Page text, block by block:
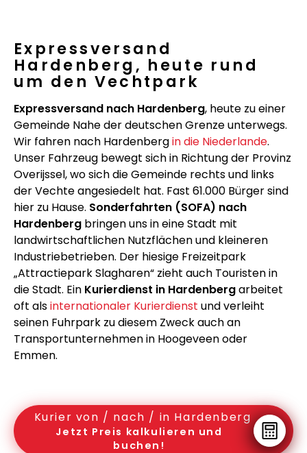
Expressversand
Hardenberg, heute rund
um den Vechtpark
Expressversand nach Hardenberg, heute zu einer
Gemeinde Nahe der deutschen Grenze unterwegs.
Wir fahren nach Hardenbergin die Niederlande.
Unser Fahrzeug bewegt sich in Richtung der Provinz
Overijssel, wo sich die Gemeinde rechts und links
der Vechte angesiedelt hat. Fast 61.000 Bürger sind
hier zu Hause. Sonderfahrten (SOFA) nach
Hardenberg bringen uns in eine Stadt mit
landwirtschaftlichen Nutzflächen und kleineren
Industriebetrieben. Der hiesige Freizeitpark
„Attractiepark Slagharen“ zieht auch Touristen in
die Stadt. Ein Kurierdienst in Hardenbergarbeitet
oft alsinternationaler Kurierdienst und verleiht
seinen Fuhrpark zu diesem Zweck auch an
Transportunternehmen in Hoogeveen oder
Emmen.
Kurier von / nach / in Hardenberg
Jetzt Preis kalkulieren und
buchen!